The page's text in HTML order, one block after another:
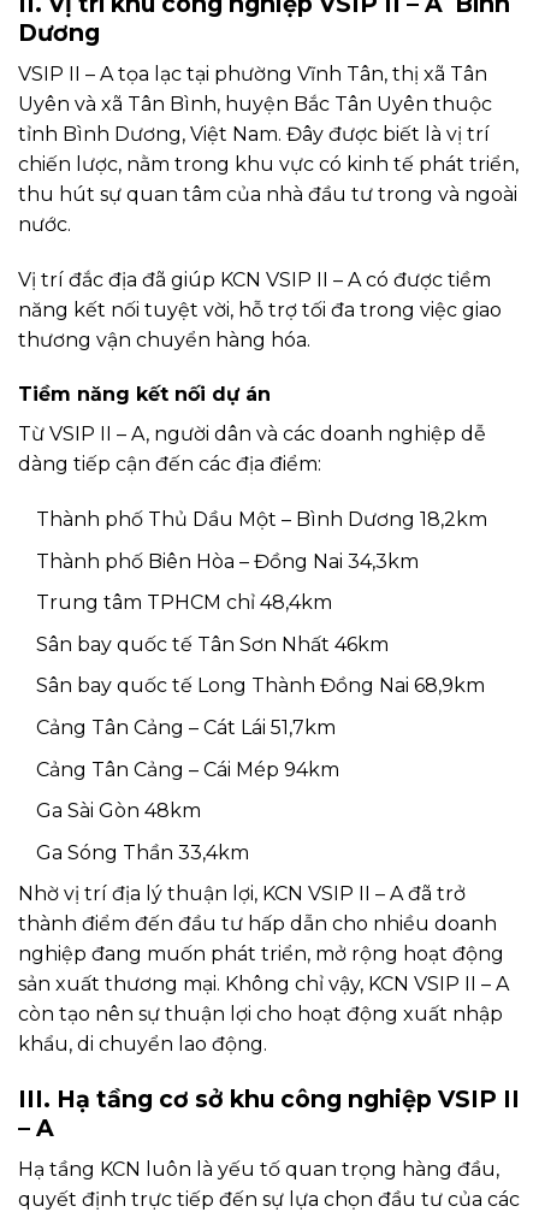
Dương
VSIP II – A tọa lạc tại phường Vĩnh Tân, thị xã Tân
Uyên và xã Tân Bình, huyện Bắc Tân Uyên thuộc
tỉnh Bình Dương, Việt Nam. Đây được biết là vị trí
chiến lược, nằm trong khu vực có kinh tế phát triển,
thu hút sự quan tâm của nhà đầu tư trong và ngoài
nước.
Vị trí đắc địa đã giúp KCN VSIP II – A có được tiềm
năng kết nối tuyệt vời, hỗ trợ tối đa trong việc giao
thương vận chuyển hàng hóa.
Tiềm năng kết nối dự án
Từ VSIP II – A, người dân và các doanh nghiệp dễ
dàng tiếp cận đến các địa điểm:
Thành phố Thủ Dầu Một – Bình Dương 18,2km
Thành phố Biên Hòa – Đồng Nai 34,3km
Trung tâm TPHCM chỉ 48,4km
Sân bay quốc tế Tân Sơn Nhất 46km
Sân bay quốc tế Long Thành Đồng Nai 68,9km
Cảng Tân Cảng – Cát Lái 51,7km
Cảng Tân Cảng – Cái Mép 94km
Ga Sài Gòn 48km
Ga Sóng Thần 33,4km
Nhờ vị trí địa lý thuận lợi, KCN VSIP II – A đã trở
thành điểm đến đầu tư hấp dẫn cho nhiều doanh
nghiệp đang muốn phát triển, mở rộng hoạt động
sản xuất thương mại. Không chỉ vậy, KCN VSIP II – A
còn tạo nên sự thuận lợi cho hoạt động xuất nhập
khẩu, di chuyển lao động.
III. Hạ tầng cơ sở khu công nghiệp VSIP II
– A
Hạ tầng KCN luôn là yếu tố quan trọng hàng đầu,
quyết định trực tiếp đến sự lựa chọn đầu tư của các